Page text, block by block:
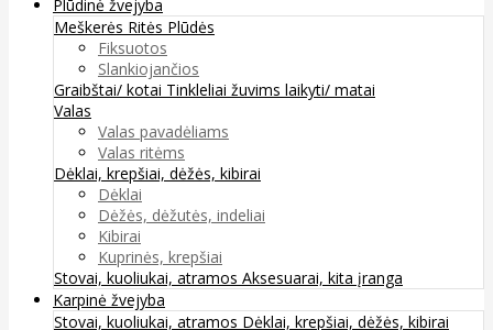
Plūdinė žvejyba
Meškerės Ritės Plūdės
Fiksuotos
Slankiojančios
Graibštai/ kotai Tinkleliai žuvims laikyti/ matai
Valas
Valas pavadėliams
Valas ritėms
Dėklai, krepšiai, dėžės, kibirai
Dėklai
Dėžės, dėžutės, indeliai
Kibirai
Kuprinės, krepšiai
Stovai, kuoliukai, atramos Aksesuarai, kita įranga
Karpinė žvejyba
Stovai, kuoliukai, atramos Dėklai, krepšiai, dėžės, kibirai